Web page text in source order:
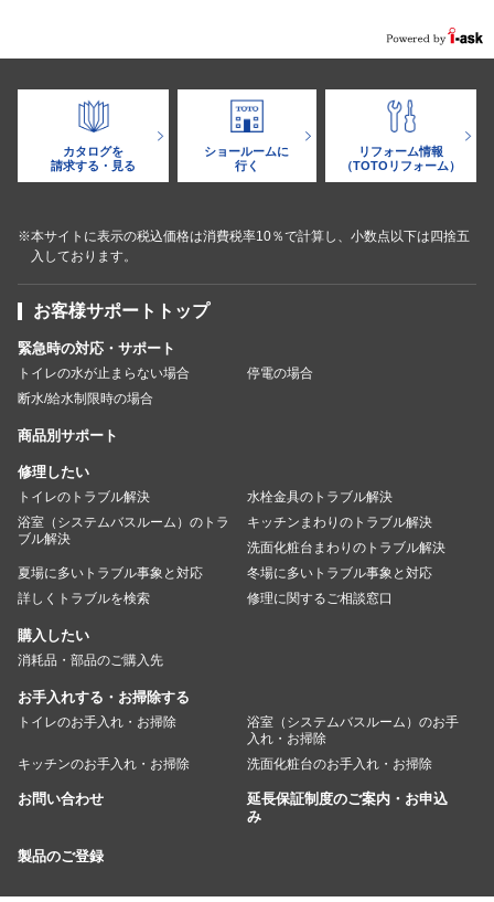
カタログを
請求する・見る
ショールームに
行く
リフォーム情報
（TOTOリフォーム）
※本サイトに表示の税込価格は消費税率10％で計算し、小数点以下は四捨五
入しております。
お客様サポートトップ
緊急時の対応・サポート
トイレの水が止まらない場合
停電の場合
断水/給水制限時の場合
商品別サポート
修理したい
トイレのトラブル解決
水栓金具のトラブル解決
浴室（システムバスルーム）のトラ
ブル解決
キッチンまわりのトラブル解決
洗面化粧台まわりのトラブル解決
夏場に多いトラブル事象と対応
冬場に多いトラブル事象と対応
詳しくトラブルを検索
修理に関するご相談窓口
購入したい
消耗品・部品のご購入先
お手入れする・お掃除する
トイレのお手入れ・お掃除
浴室（システムバスルーム）のお手
入れ・お掃除
キッチンのお手入れ・お掃除
洗面化粧台のお手入れ・お掃除
お問い合わせ
延長保証制度のご案内・お申込
み
製品のご登録